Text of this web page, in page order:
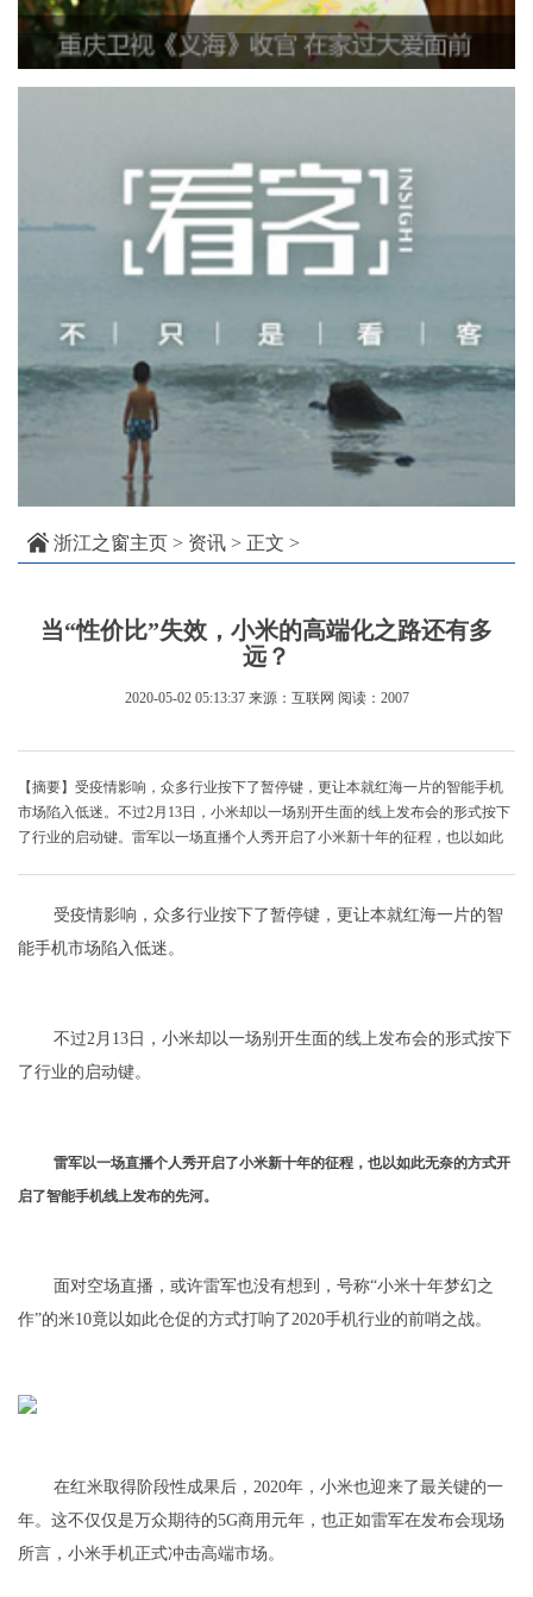
浙江之窗主页 > 资讯 > 正文 >
当“性价比”失效，小米的高端化之路还有多
远？
2020-05-02 05:13:37 来源：互联网 阅读：2007
【摘要】受疫情影响，众多行业按下了暂停键，更让本就红海一片的智能手机
市场陷入低迷。不过2月13日，小米却以一场别开生面的线上发布会的形式按下
了行业的启动键。雷军以一场直播个人秀开启了小米新十年的征程，也以如此
受疫情影响，众多行业按下了暂停键，更让本就红海一片的智
能手机市场陷入低迷。
不过2月13日，小米却以一场别开生面的线上发布会的形式按下
了行业的启动键。
雷军以一场直播个人秀开启了小米新十年的征程，也以如此无奈的方式开
启了智能手机线上发布的先河。
面对空场直播，或许雷军也没有想到，号称“小米十年梦幻之
作”的米10竟以如此仓促的方式打响了2020手机行业的前哨之战。
在红米取得阶段性成果后，2020年，小米也迎来了最关键的一
年。这不仅仅是万众期待的5G商用元年，也正如雷军在发布会现场
所言，小米手机正式冲击高端市场。